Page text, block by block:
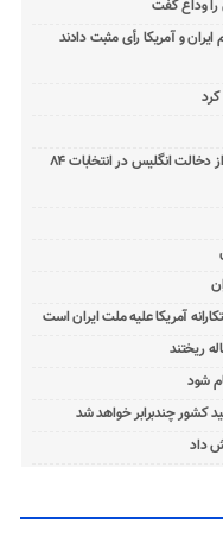
را وداع گفت
ایران و آمریکا رأی مثبت دادند
احمدی‌نژاد را خدا برای اسرائیل فرستاد! / افشاگری از دخالت انگلیس در انتخابات ۸۴
آمریکا علیه ملت ایران است
ریختند
شود
چندبرابر خواهد شد
داد